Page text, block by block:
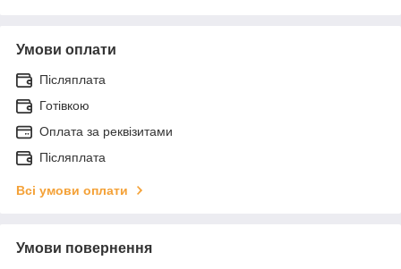
Умови оплати
Післяплата
Готівкою
Оплата за реквізитами
Післяплата
Всі умови оплати
Умови повернення